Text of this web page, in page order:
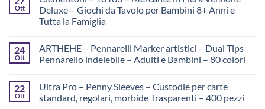
Ott
Deluxe – Giochi da Tavolo per Bambini 8+ Anni e
Tutta la Famiglia
24
Ott
ARTHEHE – Pennarelli Marker artistici – Dual Tips
Pennarello indelebile – Adulti e Bambini – 80 colori
22
Ott
Ultra Pro – Penny Sleeves – Custodie per carte
standard, regolari, morbide Trasparenti – 400 pezzi